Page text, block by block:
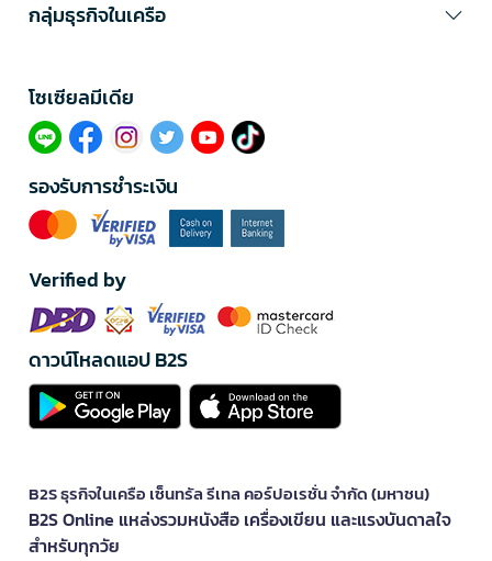
กลุ่มธุรกิจในเครือ
โซเซียลมีเดีย​
รองรับการชำระเงิน
Verified by
ดาวน์โหลดแอป B2S
B2S ธุรกิจในเครือ เซ็นทรัล รีเทล คอร์ปอเรชั่น จำกัด (มหาชน)
B2S Online แหล่งรวมหนังสือ เครื่องเขียน และแรงบันดาลใจ
สำหรับทุกวัย